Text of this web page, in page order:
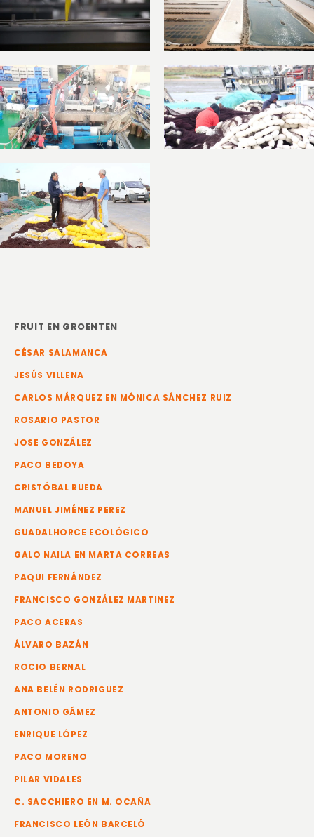
FRUIT EN GROENTEN
CÉSAR SALAMANCA
JESÚS VILLENA
CARLOS MÁRQUEZ EN MÓNICA SÁNCHEZ RUIZ
ROSARIO PASTOR
JOSE GONZÁLEZ
PACO BEDOYA
CRISTÓBAL RUEDA
MANUEL JIMÉNEZ PEREZ
GUADALHORCE ECOLÓGICO
GALO NAILA EN MARTA CORREAS
PAQUI FERNÁNDEZ
FRANCISCO GONZÁLEZ MARTINEZ
PACO ACERAS
ÁLVARO BAZÁN
ROCIO BERNAL
ANA BELÉN RODRIGUEZ
ANTONIO GÁMEZ
ENRIQUE LÓPEZ
PACO MORENO
PILAR VIDALES
C. SACCHIERO EN M. OCAÑA
FRANCISCO LEÓN BARCELÓ